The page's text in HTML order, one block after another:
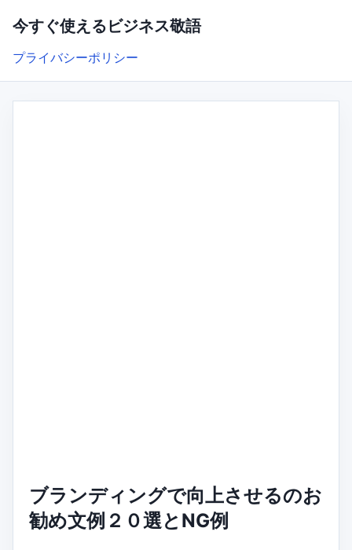
今すぐ使えるビジネス敬語
プライバシーポリシー
ブランディングで向上させるのお
勧め文例２０選とNG例